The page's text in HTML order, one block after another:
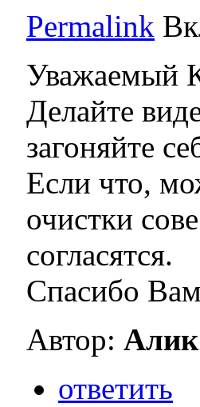
Permalink
Уважаемый
Делайте
загоняйте
Если что,
очистки
согласятся.
Спасибо
Автор: Алик
ответить